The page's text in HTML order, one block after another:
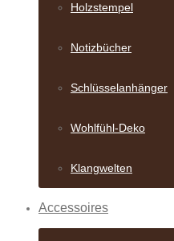
Holzstempel
Notizbücher
Schlüsselanhänger
Wohlfühl-Deko
Klangwelten
Accessoires